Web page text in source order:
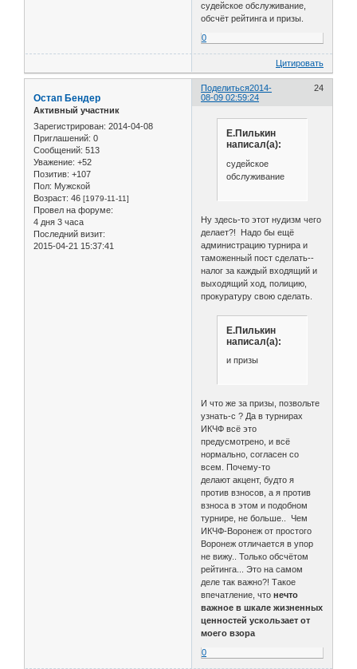
судейское обслуживание,
обсчёт рейтинга и призы.
0
Цитировать
Поделиться 24
2014-
08-09 02:59:24
Остап Бендер
Активный участник
Зарегистрирован: 2014-04-08
Приглашений: 0
Сообщений: 513
Уважение: +52
Позитив: +107
Пол: Мужской
Возраст: 46 [1979-11-11]
Провел на форуме:
4 дня 3 часа
Последний визит:
2015-04-21 15:37:41
Е.Пилькин
написал(а):
судейское
обслуживание
Ну здесь-то этот нудизм чего
делает?! Надо бы ещё
администрацию турнира и
таможенный пост сделать--
налог за каждый входящий и
выходящий ход, полицию,
прокуратуру свою сделать.
Е.Пилькин
написал(а):
и призы
И что же за призы, позвольте
узнать-с ? Да в турнирах
ИКЧФ всё это
предусмотрено, и всё
нормально, согласен со
всем. Почему-то
делают акцент, будто я
против взносов, а я против
взноса в этом и подобном
турнире, не больше.. Чем
ИКЧФ-Воронеж от простого
Воронеж отличается в упор
не вижу.. Только обсчётом
рейтинга... Это на самом
деле так важно?! Такое
впечатление, чтонечто
важное в шкале жизненных
ценностей ускользает от
моего взора
0